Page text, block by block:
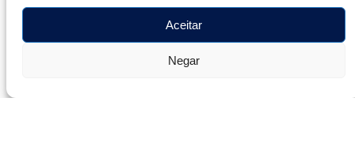
Aceitar
Negar
BAIXAR PDF